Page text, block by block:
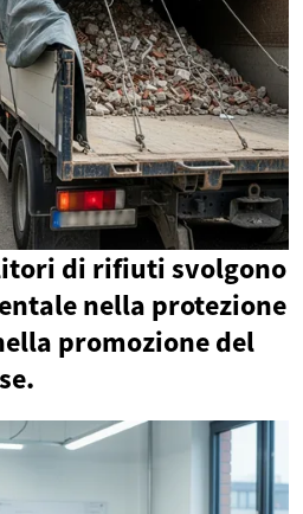
di rifiuti svolgono
nella protezione
promozione del